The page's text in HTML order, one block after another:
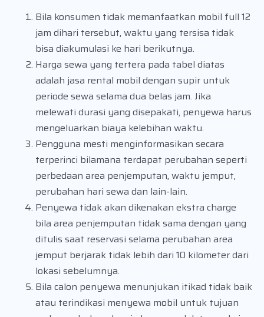
Bila konsumen tidak memanfaatkan mobil full 12
jam dihari tersebut, waktu yang tersisa tidak
bisa diakumulasi ke hari berikutnya.
Harga sewa yang tertera pada tabel diatas
adalah jasa rental mobil dengan supir untuk
periode sewa selama dua belas jam. Jika
melewati durasi yang disepakati, penyewa harus
mengeluarkan biaya kelebihan waktu.
Pengguna mesti menginformasikan secara
terperinci bilamana terdapat perubahan seperti
perbedaan area penjemputan, waktu jemput,
perubahan hari sewa dan lain-lain.
Penyewa tidak akan dikenakan ekstra charge
bila area penjemputan tidak sama dengan yang
ditulis saat reservasi selama perubahan area
jemput berjarak tidak lebih dari 10 kilometer dari
lokasi sebelumnya.
Bila calon penyewa menunjukan itikad tidak baik
atau terindikasi menyewa mobil untuk tujuan